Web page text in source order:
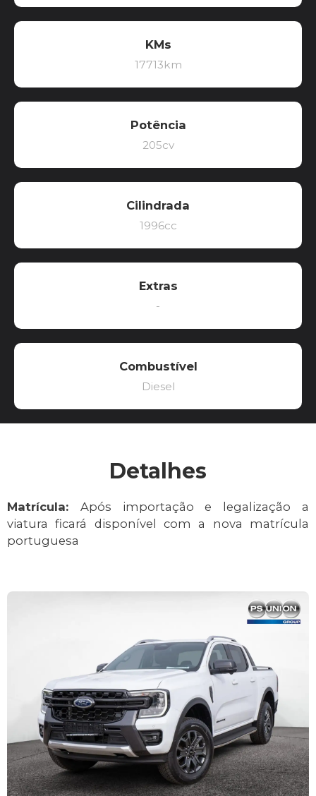
KMs
17713km
Potência
205cv
Cilindrada
1996cc
Extras
-
Combustível
Diesel
Detalhes
Matrícula: Após importação e legalização a
viatura ficará disponível com a nova matrícula
portuguesa